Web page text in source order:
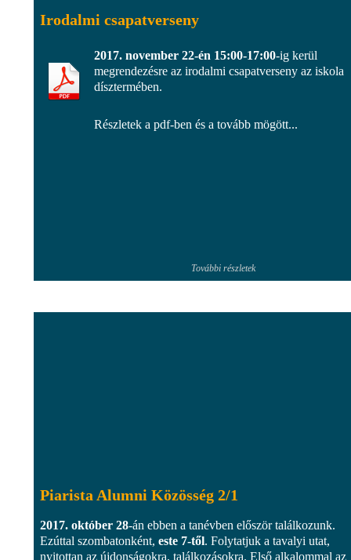
Irodalmi csapatverseny
2017. november 22-én 15:00-17:00-ig kerül
megrendezésre az irodalmi csapatverseny az iskola
dísztermében.
Részletek a pdf-ben és a tovább mögött...
További részletek
Piarista Alumni Közösség 2/1
2017. október 28-án ebben a tanévben először találkozunk.
Ezúttal szombatonként, este 7-től. Folytatjuk a tavalyi utat,
nyitottan az újdonságokra, találkozásokra. Első alkalommal az